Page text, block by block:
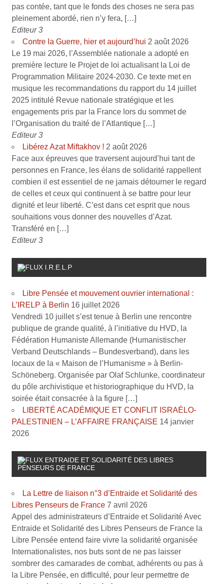
pas contée, tant que le fonds des choses ne sera pas
pleinement abordé, rien n’y fera, […]
Editeur 3
Contre la Guerre, hier et aujourd’hui 2 août 2026
Le 19 mai 2026, l’Assemblée nationale a adopté en
première lecture le Projet de loi actualisant la Loi de
Programmation Militaire 2024-2030. Ce texte met en
musique les recommandations du rapport du 14 juillet
2025 intitulé Revue nationale stratégique et les
engagements pris par la France lors du sommet de
l’Organisation du traité de l’Atlantique […]
Editeur 3
Libérez Azat Miftakhov ! 2 août 2026
Face aux épreuves que traversent aujourd’hui tant de
personnes en France, les élans de solidarité rappellent
combien il est essentiel de ne jamais détourner le regard
de celles et ceux qui continuent à se battre pour leur
dignité et leur liberté. C’est dans cet esprit que nous
souhaitions vous donner des nouvelles d’Azat.
Transféré en […]
Editeur 3
I.R.E.L.P
Libre Pensée et mouvement ouvrier international :
L’IRELP à Berlin 16 juillet 2026
Vendredi 10 juillet s’est tenue à Berlin une rencontre
publique de grande qualité, à l’initiative du HVD, la
Fédération Humaniste Allemande (Humanistischer
Verband Deutschlands – Bundesverband), dans les
locaux de la « Maison de l’Humanisme » à Berlin-
Schöneberg. Organisée par Olaf Schlunke, coordinateur
du pôle archivistique et historiographique du HVD, la
soirée était consacrée à la figure […]
LIBERTÉ ACADÉMIQUE ET CONFLIT ISRAÉLO-
PALESTINIEN – L’AFFAIRE FRANÇAISE 14 janvier
2026
ENTRAIDE ET SOLIDARITÉ DES LIBRES
PENSEURS DE FRANCE
La Lettre de liaison n°3 d’Entraide et Solidarité des
Libres Penseurs de France 7 avril 2026
Appel des administrateurs d’Entraide et Solidarité Avec
Entraide et Solidarité des Libres Penseurs de France la
Libre Pensée entend faire vivre la solidarité organisée
Internationalistes, nos buts sont de ne pas laisser
sombrer des camarades de combat, adhérents ou pas à
la Libre Pensée, en difficulté, pour leur permettre de